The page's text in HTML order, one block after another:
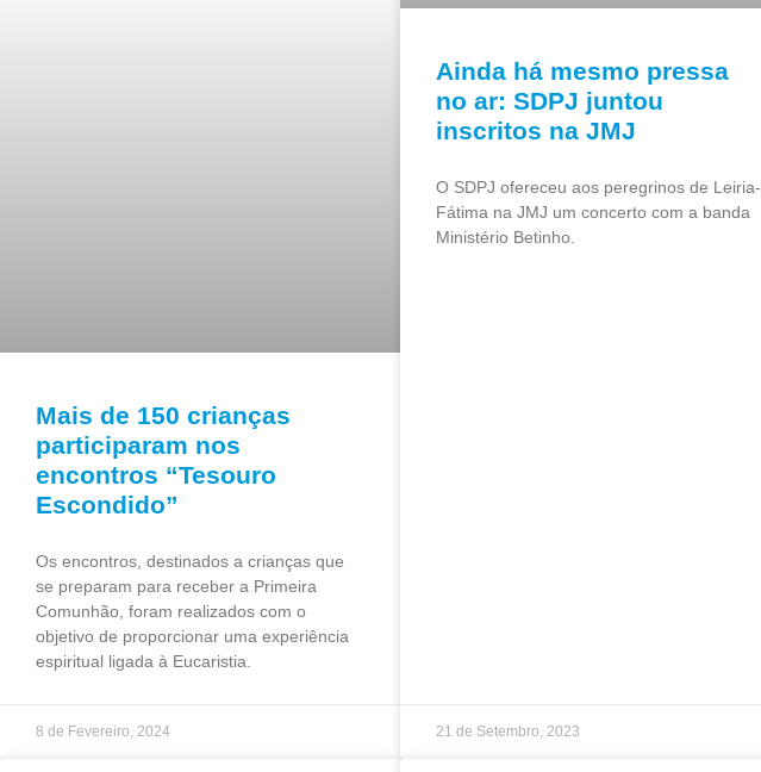
Mais de 150 crianças
participaram nos
encontros “Tesouro
Escondido”
Os encontros, destinados a crianças que
se preparam para receber a Primeira
Comunhão, foram realizados com o
objetivo de proporcionar uma experiência
espiritual ligada à Eucaristia.
8 de Fevereiro, 2024
Ainda há mesmo pressa
no ar: SDPJ juntou
inscritos na JMJ
O SDPJ ofereceu aos peregrinos de Leiria-
Fátima na JMJ um concerto com a banda
Ministério Betinho.
21 de Setembro, 2023